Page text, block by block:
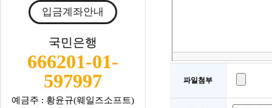
입금계좌안내
국민은행
666201-01-
597997
예금주 : 황윤규(웨일즈소프트)
파일첨부